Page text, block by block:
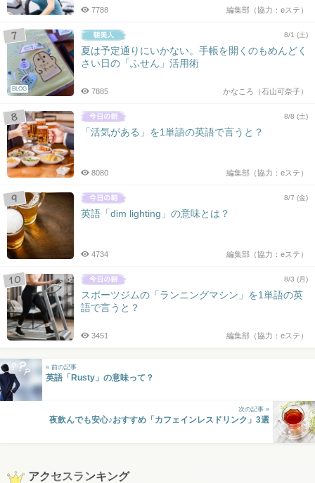
編集部（協力：eステ）
7788
BLOG
8/1 (土)
夏は予定通りにいかない。手帳を開くのもめんどく
さい日の「ふせん」活用術
かなころ（石山可奈子）
7885
8/8 (土)
「活気がある」を1単語の英語で言うと？
編集部（協力：eステ）
8080
8/7 (金)
英語「dim lighting」の意味とは？
編集部（協力：eステ）
4734
8/3 (月)
スポーツジムの「ランニングマシン」を1単語の英
語で言うと？
編集部（協力：eステ）
3451
« 前の記事
英語「Rusty」の意味って？
次の記事 »
夜飲んでも安心♪おすすめ「カフェインレスドリンク」3選
アクセスランキング